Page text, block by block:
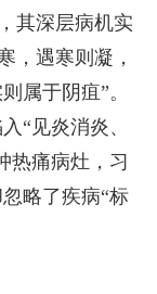
其深层病机实
，遇寒则凝，
属于阴疽”。
“见炎消炎、
热痛病灶，习
略了疾病“标